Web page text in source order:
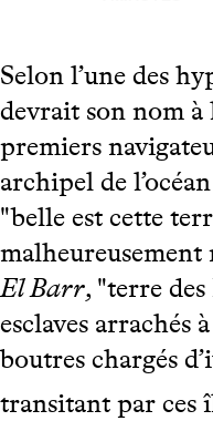
Selon l’une des
devrait son nom à
premiers
archipel de
"belle est cette
malheureusement
El Barr, "terre
esclaves arrachés
boutres chargés
transitant par ces